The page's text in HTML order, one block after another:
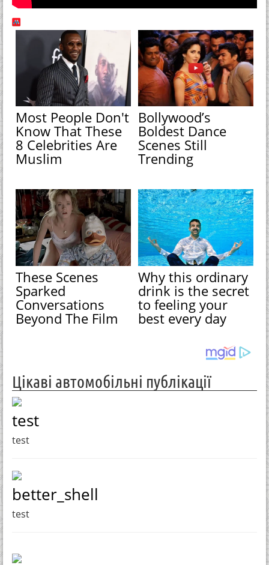
Most People Don't
Know That These
8 Celebrities Are
Muslim
Bollywood’s
Boldest Dance
Scenes Still
Trending
These Scenes
Sparked
Conversations
Beyond The Film
Why this ordinary
drink is the secret
to feeling your
best every day
Цікаві автомобільні публікації
test
test
better_shell
test